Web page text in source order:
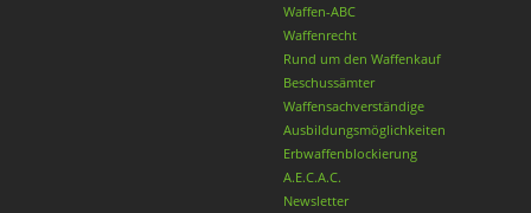
Waffen-ABC
Waffenrecht
Rund um den Waffenkauf
Beschussämter
Waffensachverständige
Ausbildungsmöglichkeiten
Erbwaffenblockierung
A.E.C.A.C.
Newsletter